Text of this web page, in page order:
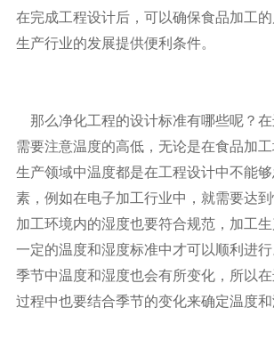
在完成工程设计后，可以确保食品加工
生产行业的发展提供便利条件。
那么净化工程的设计标准有哪些呢？
需要注意温度的高低，无论是在食品加
生产领域中温度都是在工程设计中不能
素，例如在电子加工行业中，就需要达到
加工环境内的湿度也要符合规范，加工
一定的温度和湿度标准中才可以顺利进
季节中温度和湿度也会有所变化，所以
过程中也要结合季节的变化来确定温度和